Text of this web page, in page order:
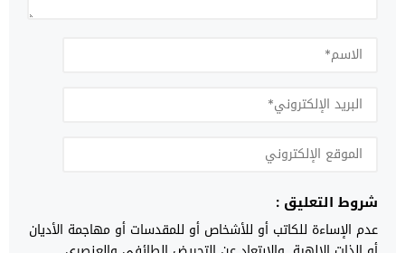
شروط التعليق :
عدم الإساءة للكاتب أو للأشخاص أو للمقدسات أو مهاجمة الأديان